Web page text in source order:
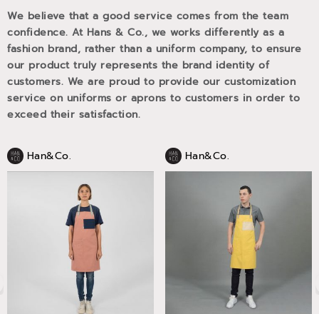
We believe that a good service comes from the team
confidence. At Hans & Co., we works differently as a
fashion brand, rather than a uniform company, to ensure
our product truly represents the brand identity of
customers. We are proud to provide our customization
service on uniforms or aprons to customers in order to
exceed their satisfaction.
Han&Co. Han&Co.